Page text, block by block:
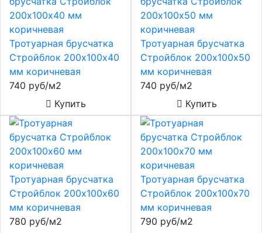
Тротуарная брусчатка
Стройблок 200х100х40
мм коричневая
740 руб/м2
Купить
Тротуарная брусчатка
Стройблок 200х100х50
мм коричневая
740 руб/м2
Купить
Тротуарная брусчатка
Стройблок 200х100х60
мм коричневая
780 руб/м2
Тротуарная брусчатка
Стройблок 200х100х70
мм коричневая
790 руб/м2